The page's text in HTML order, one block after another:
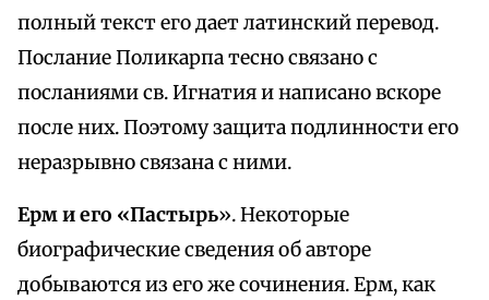
полный текст его дает латинский перевод.
Послание Поликарпа тесно связано с
посланиями св. Игнатия и написано вскоре
после них. Поэтому защита подлинности его
неразрывно связана с ними.
Ерм и его «Пастырь». Некоторые
биографические сведения об авторе
добываются из его же сочинения. Ерм, как